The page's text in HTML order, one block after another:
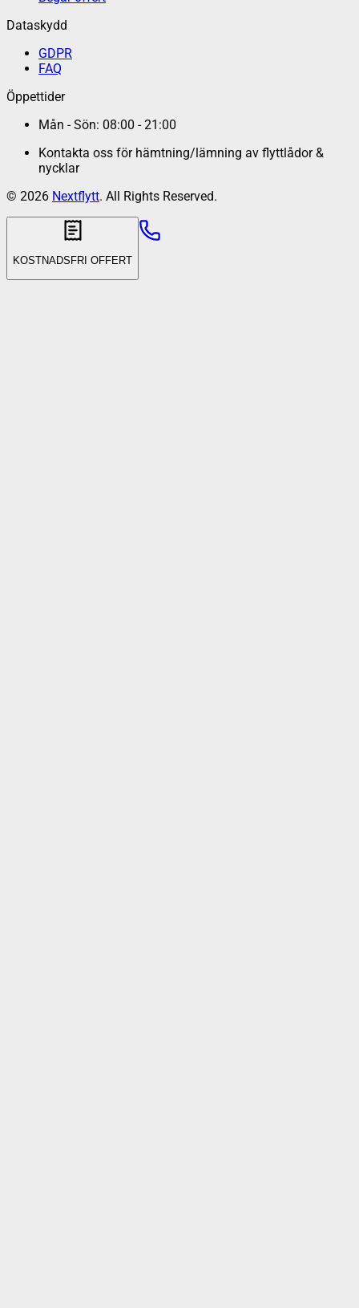
Dataskydd
GDPR
FAQ
Öppettider
Mån - Sön: 08:00 - 21:00
Kontakta oss för hämtning/lämning av flyttlådor &
nycklar
© 2026 Nextflytt. All Rights Reserved.
KOSTNADSFRI OFFERT